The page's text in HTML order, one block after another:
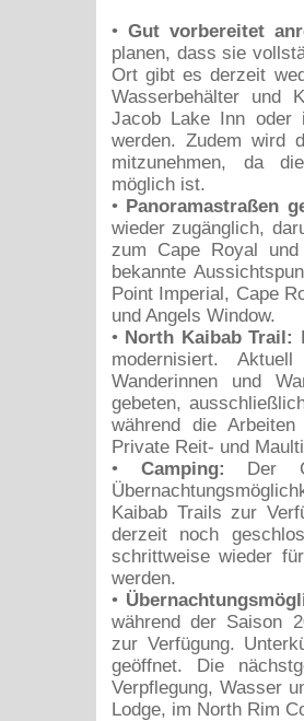
• Gut vorbereitet
planen, dass sie
Ort gibt es derzeit
Wasserbehälter und
Jacob Lake Inn oder
werden. Zudem wird
mitzunehmen, da
möglich ist.
• Panoramastraßen
wieder zugänglich,
zum Cape Royal
bekannte
Point Imperial, Cape
und Angels Window.
• North Kaibab Trail:
modernisiert.
Wanderinnen und
gebeten,
während die
Private Reit- und
• Camping: Der
Kaibab Trails zur
derzeit noch
schrittweise wieder
werden.
•
während der Saison
zur Verfügung.
geöffnet. Die
Verpflegung, Wasser
Lodge, im North Rim